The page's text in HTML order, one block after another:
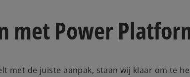
met Power
met de juiste aanpak, staan wij klaar om te